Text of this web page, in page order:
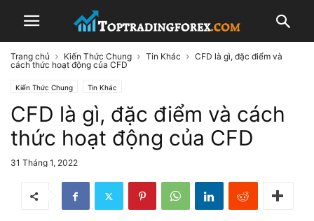
Trang chủ Kiến Thức Chung Tin Khác
CFD là gì, đặc điểm và
cách thức hoạt động của CFD
Kiến Thức Chung Tin Khác
CFD là gì, đặc điểm và cách
thức hoạt động của CFD
31 Tháng 1, 2022